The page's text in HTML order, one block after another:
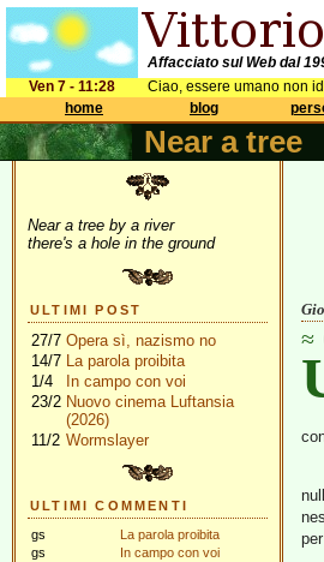
Affacciato sul Web dal
Ven 7 - 11:28
Ciao, essere umano non
home
blog
Near a tree
Near a tree by a river
there's a hole in the ground
ULTIMI POST
27/7 Opera sì, nazismo no
14/7 La parola proibita
1/4
In campo con voi
23/2 Nuovo cinema Luftansia
(2026)
11/2 Wormslayer
ULTIMI COMMENTI
gs
La parola proibita
gs
In campo con voi
per